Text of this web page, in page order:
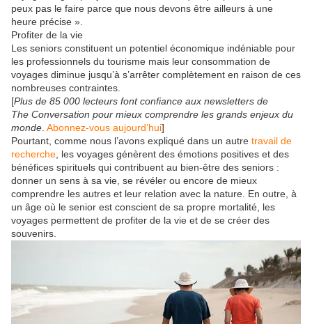
peux pas le faire parce que nous devons être ailleurs à une
heure précise ».
Profiter de la vie
Les seniors constituent un potentiel économique indéniable pour
les professionnels du tourisme mais leur consommation de
voyages diminue jusqu’à s’arrêter complètement en raison de ces
nombreuses contraintes.
[Plus de 85 000 lecteurs font confiance aux newsletters de
The Conversation pour mieux comprendre les grands enjeux du
monde. Abonnez-vous aujourd’hui]
Pourtant, comme nous l’avons expliqué dans un autre travail de
recherche, les voyages génèrent des émotions positives et des
bénéfices spirituels qui contribuent au bien-être des seniors :
donner un sens à sa vie, se révéler ou encore de mieux
comprendre les autres et leur relation avec la nature. En outre, à
un âge où le senior est conscient de sa propre mortalité, les
voyages permettent de profiter de la vie et de se créer des
souvenirs.